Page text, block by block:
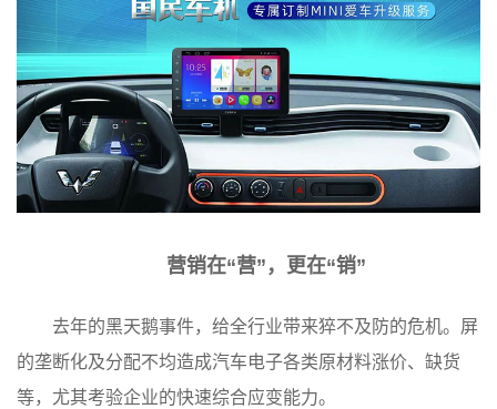
营销在“营”，更在“销”
去年的黑天鹅事件，给全行业带来猝不及防的危机。屏
的垄断化及分配不均造成汽车电子各类原材料涨价、缺货
等，尤其考验企业的快速综合应变能力。